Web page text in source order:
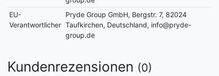
EU-
Verantwortlicher
Pryde Group GmbH, Bergstr. 7, 82024
Taufkirchen, Deutschland, info@pryde-
group.de
Kundenrezensionen (0)